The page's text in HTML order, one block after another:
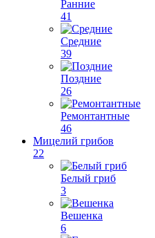
Ранние
41
Средние
39
Поздние
26
Ремонтантные
46
Мицелий грибов
22
Белый гриб
3
Вешенка
6